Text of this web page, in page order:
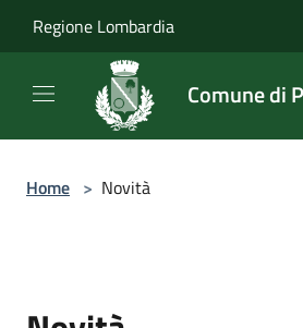
Regione Lombardia
Comune di
Home > Novità